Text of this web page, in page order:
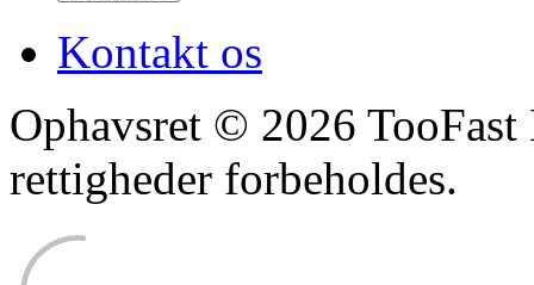
Kontakt os
Ophavsret © 2026
rettigheder forbeholdes.